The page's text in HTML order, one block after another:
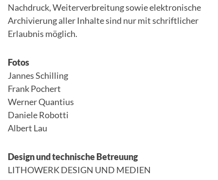
Nachdruck, Weiterverbreitung sowie elektronische
Archivierung aller Inhalte sind nur mit schriftlicher
Erlaubnis möglich.
Fotos
Jannes Schilling
Frank Pochert
Werner Quantius
Daniele Robotti
Albert Lau
Design und technische Betreuung
LITHOWERK DESIGN UND MEDIEN